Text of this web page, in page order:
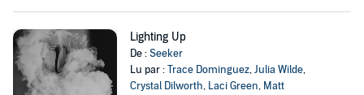
Lighting Up
De :Seeker
Lu par :Trace Dominguez,Julia Wilde,
Crystal Dilworth, Laci Green, Matt